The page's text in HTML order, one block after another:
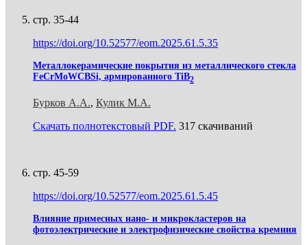
стр. 35-44
https://doi.org/10.52577/eom.2025.61.5.35
Металлокерамические покрытия из металлического стекла
FeCrMoWCBSi, армированного TiB2
Бурков А.А., Кулик М.А.
Скачать полнотекстовый PDF. 317 скачиваний
стр. 45-59
https://doi.org/10.52577/eom.2025.61.5.45
Влияние примесных нано- и микрокластеров на
фотоэлектрические и электрофизические свойства кремния